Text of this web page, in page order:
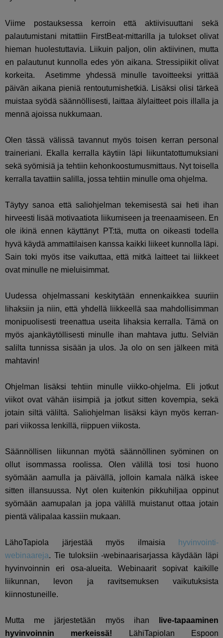
Viime postauksessa kerroin että aktiivisuuttani sekä
palautumistani mitattiin FirstBeat-mittarilla ja tulokset olivat
hieman huolestuttavia. Liikuin paljon, olin aktiivinen, mutta
en palautunut kunnolla edes yön aikana. Stressipiikit olivat
korkeita. Asetimme yhdessä minulle tavoitteeksi yrittää
päivän aikana pieniä rentoutumishetkiä. Lisäksi olisi tärkeä
muistaa syödä säännöllisesti, laittaa älylaitteet pois illalla ja
mennä ajoissa nukkumaan.
Olen tässä välissä tavannut myös toisen kerran personal
traineriani. Ekalla kerralla käytiin läpi liikuntatottumuksiani
sekä syömisiä ja tehtiin kehonkoostumusmittaus. Nyt toisella
kerralla tavattiin salilla, jossa tehtiin minulle oma ohjelma.
Täytyy sanoa että saliohjelman tekemisestä sai heti ihan
hirveesti lisää motivaatiota liikumiseen ja treenaamiseen. En
ole ikinä ennen käyttänyt PT:tä, mutta on oikeasti todella
hyvä käydä ammattilaisen kanssa kaikki liikeet kunnolla läpi.
Sain toki myös itse vaikuttaa, että mitkä laitteet tai liikkeet
ovat minulle ne mieluisimmat.
Uudessa ohjelmassani keskitytään ennenkaikkea suuriin
lihaksiin ja niin, että yhdellä liikkeellä saa mahdollisimman
monipuolisesti treenattua useita lihaksia kerralla. Tämä on
myös ajankäytöllisesti minulle ihan mahtava juttu. Selviän
salilta tunnissa sisään ja ulos. Ja olo on sen jälkeen mitä
mahtavin!
Ohjelman lisäksi tehtiin minulle viikko-ohjelma. Eli jotkut
viikot ovat vähän iisimpiä ja jotkut sitten kovempia, sekä
jotain siltä väliltä. Saliohjelman lisäksi käyn myös kerran-
pari viikossa lenkillä, riippuen viikosta.
Säännöllisen liikunnan myötä säännöllinen syöminen on
ollut isommassa roolissa. Olen välillä tosi tosi huono
syömään aamulla ja päivällä, jolloin kamala nälkä iskee
sitten illansuussa. Nyt olen kuitenkin pikkuhiljaa oppinut
syömään aamupalan ja jopa välillä muistanut ottaa jotain
pientä välipalaa kassiin mukaan.
LähoTapiola järjestää myös ilmaisia
hyvinvointi-
webinaareja. Tie tuloksiin -webinaarisarjassa käydään läpi
hyvinvoinnin eri osa-alueita. Webinaarit sopivat kaikille
liikunnan, levon ja ravitsemuksen vaikutuksista
kiinnostuneille.
Mutta me järjestetään myös ihan
live-tapaaminen
hyvinvoinnin merkeissä! LähiTapiolan Espoon